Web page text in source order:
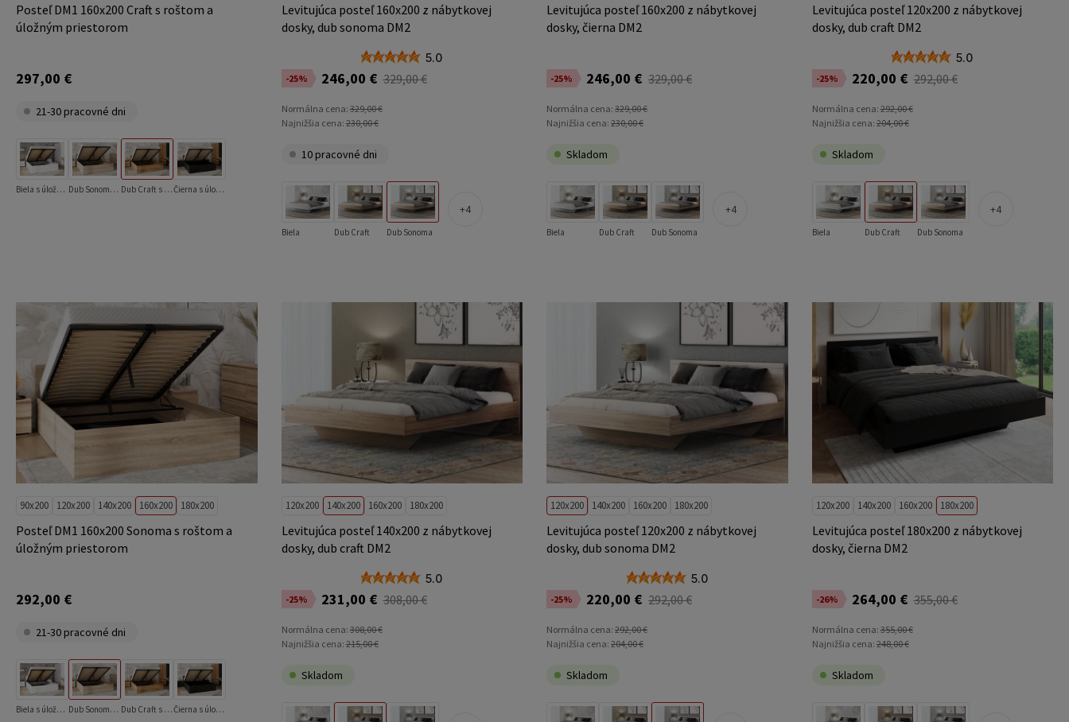
Posteľ DM1 160x200 Craft s roštom a
úložným priestorom
297,00 €
21-30 pracovné dni
Biela s úložným priestorom Dub Sonoma s úložným priestorom Dub Craft s úložným priestorom Čierna s úložným priestorom
Levitujúca posteľ 160x200 z nábytkovej
dosky, dub sonoma DM2
5.0
-25% 246,00 € 329,00 €
Normálna cena:329,00 €
Najnižšia cena:230,00 €
10 pracovné dni
Biela Dub Craft Dub Sonoma
4
Levitujúca posteľ 160x200 z nábytkovej
dosky, čierna DM2
-25% 246,00 € 329,00 €
Normálna cena: 329,00 €
Najnižšia cena: 230,00 €
Skladom
Biela Dub Craft Dub Sonoma
4
Levitujúca posteľ 120x200 z nábytkovej
dosky, dub craft DM2
5.0
-25% 220,00 € 292,00 €
Normálna cena:292,00 €
Najnižšia cena:204,00 €
Skladom
Biela Dub Craft Dub Sonoma
4
90x200 120x200 140x200 160x200 180x200
Posteľ DM1 160x200 Sonoma s roštom a
úložným priestorom
292,00 €
21-30 pracovné dni
Biela s úložným priestorom Dub Sonoma s úložným priestorom Dub Craft s úložným priestorom Čierna s úložným priestorom
120x200 140x200 160x200 180x200
Levitujúca posteľ 140x200 z nábytkovej
dosky, dub craft DM2
5.0
-25% 231,00 € 308,00 €
Normálna cena:308,00 €
Najnižšia cena:215,00 €
Skladom
120x200 140x200 160x200 180x200
Levitujúca posteľ 120x200 z nábytkovej
dosky, dub sonoma DM2
5.0
-25% 220,00 € 292,00 €
Normálna cena: 292,00 €
Najnižšia cena: 204,00 €
Skladom
120x200 140x200 160x200 180x200
Levitujúca posteľ 180x200 z nábytkovej
dosky, čierna DM2
-26% 264,00 € 355,00 €
Normálna cena:355,00 €
Najnižšia cena:248,00 €
Skladom